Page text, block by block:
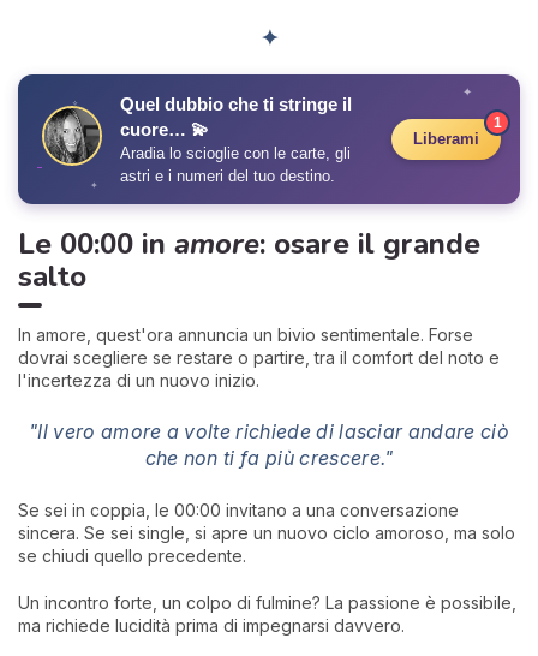
✦
✦
✦
✧
Quel dubbio che ti stringe il
cuore… 💫
Aradia lo scioglie con le carte, gli
astri e i numeri del tuo destino.
Liberami
1
Le 00:00 in amore: osare il grande
salto
In amore, quest'ora annuncia un bivio sentimentale. Forse
dovrai scegliere se restare o partire, tra il comfort del noto e
l'incertezza di un nuovo inizio.
"Il vero amore a volte richiede di lasciar andare ciò
che non ti fa più crescere."
Se sei in coppia, le 00:00 invitano a una conversazione
sincera. Se sei single, si apre un nuovo ciclo amoroso, ma solo
se chiudi quello precedente.
Un incontro forte, un colpo di fulmine? La passione è possibile,
ma richiede lucidità prima di impegnarsi davvero.